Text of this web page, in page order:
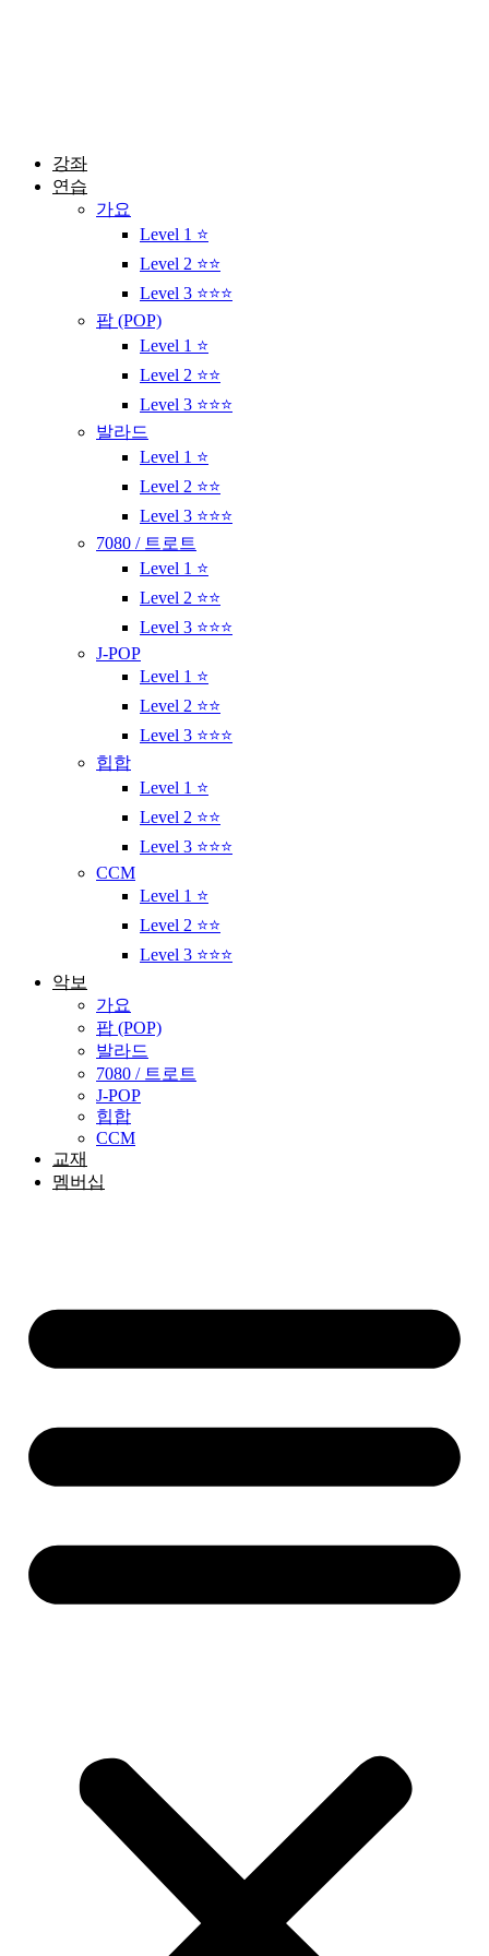
강좌
연습
가요
Level 1 ⭐
Level 2 ⭐⭐
Level 3 ⭐⭐⭐
팝 (POP)
Level 1 ⭐
Level 2 ⭐⭐
Level 3 ⭐⭐⭐
발라드
Level 1 ⭐
Level 2 ⭐⭐
Level 3 ⭐⭐⭐
7080 / 트로트
Level 1 ⭐
Level 2 ⭐⭐
Level 3 ⭐⭐⭐
J-POP
Level 1 ⭐
Level 2 ⭐⭐
Level 3 ⭐⭐⭐
힙합
Level 1 ⭐
Level 2 ⭐⭐
Level 3 ⭐⭐⭐
CCM
Level 1 ⭐
Level 2 ⭐⭐
Level 3 ⭐⭐⭐
악보
가요
팝 (POP)
발라드
7080 / 트로트
J-POP
힙합
CCM
교재
멤버십